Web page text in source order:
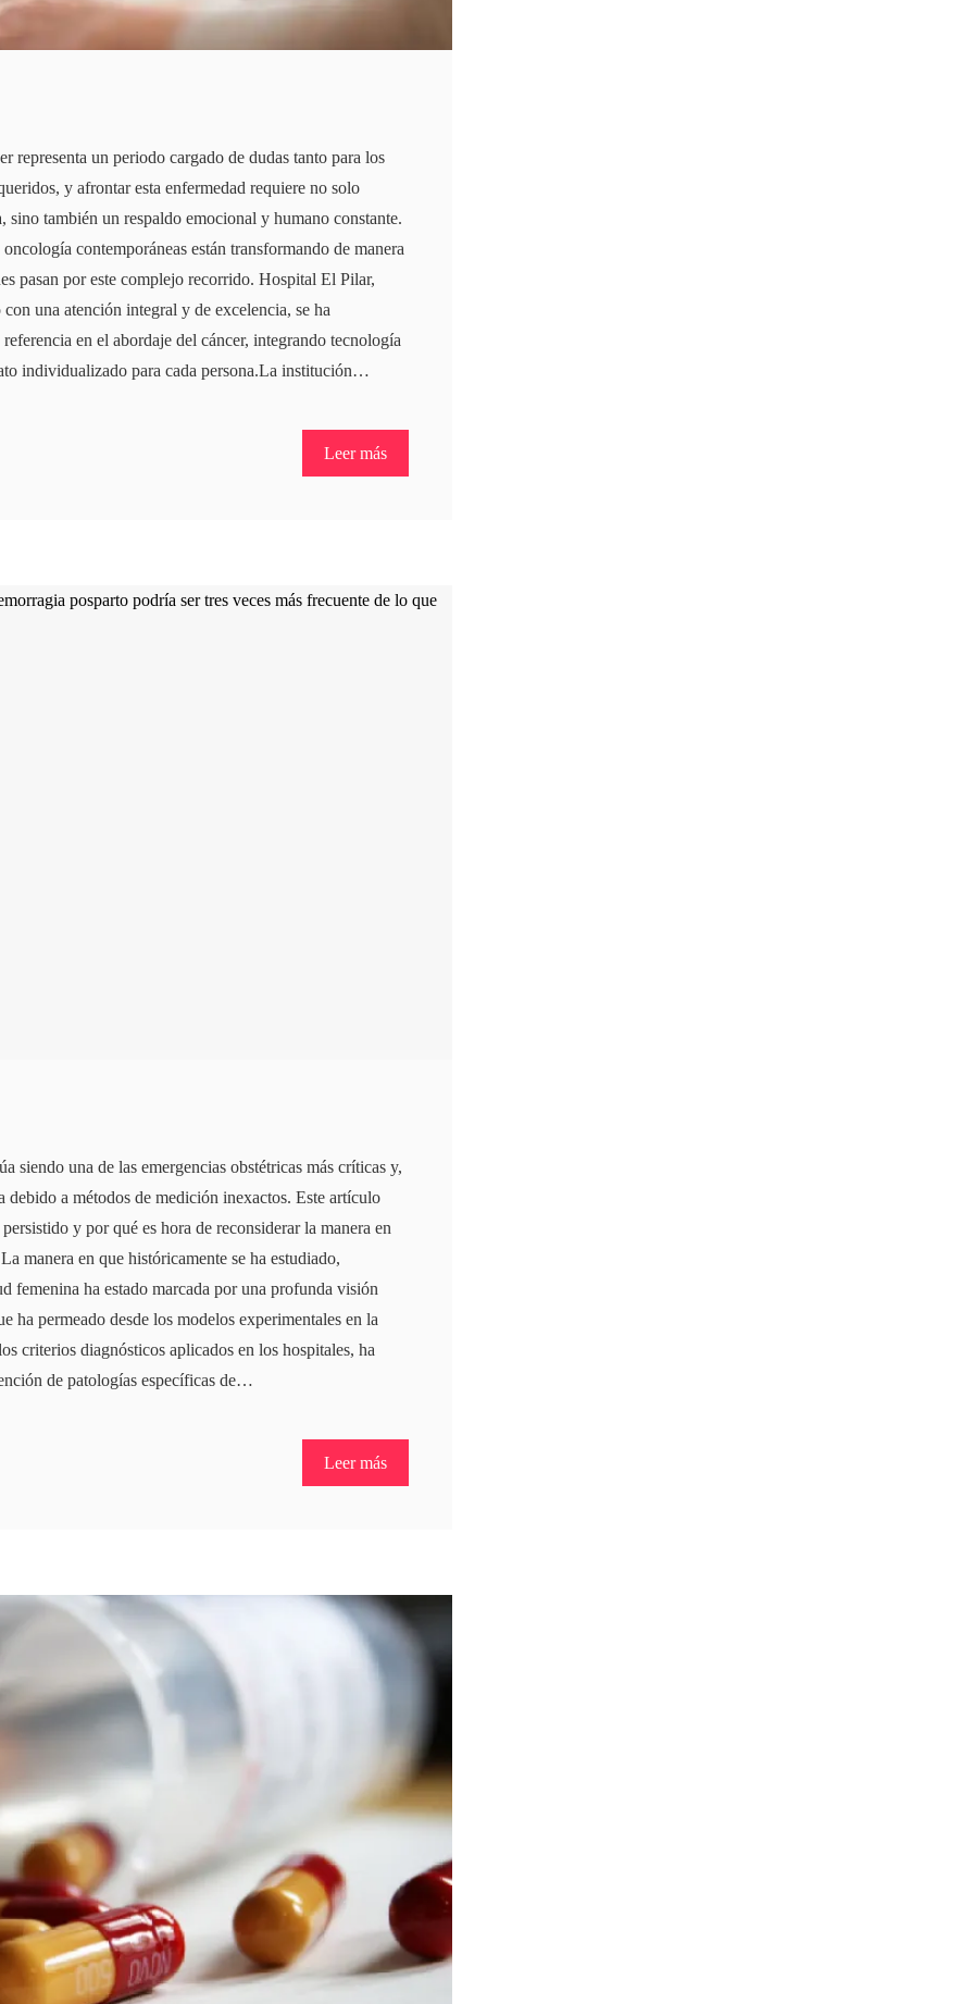
representa un periodo cargado de dudas tanto para los
y afrontar esta enfermedad requiere no solo
sino también un respaldo emocional y humano constante.
contemporáneas están transformando de manera
pasan por este complejo recorrido. Hospital El Pilar,
una atención integral y de excelencia, se ha
en el abordaje del cáncer, integrando tecnología
individualizado para cada persona.La institución…
Leer más
siendo una de las emergencias obstétricas más críticas y,
debido a métodos de medición inexactos. Este artículo
y por qué es hora de reconsiderar la manera en
manera en que históricamente se ha estudiado,
femenina ha estado marcada por una profunda visión
ha permeado desde los modelos experimentales en la
criterios diagnósticos aplicados en los hospitales, ha
de patologías específicas de…
Leer más